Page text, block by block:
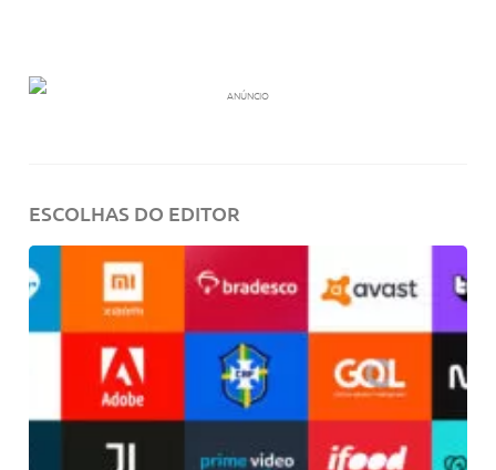
ANÚNCIO
ESCOLHAS DO EDITOR